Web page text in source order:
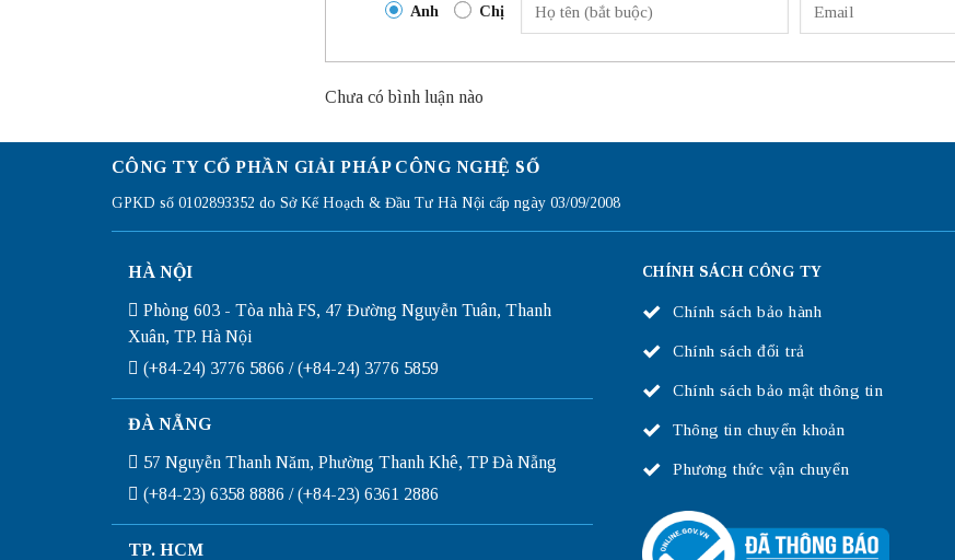
Anh Chị
Chưa có bình luận nào
CÔNG TY CỔ PHẦN GIẢI PHÁP CÔNG NGHỆ SỐ
GPKD số 0102893352 do Sở Kế Hoạch & Đầu Tư Hà Nội cấp ngày 03/09/2008
HÀ NỘI
Phòng 603 - Tòa nhà FS, 47 Đường Nguyễn Tuân, Thanh
Xuân, TP. Hà Nội
(+84-24) 3776 5866 / (+84-24) 3776 5859
ĐÀ NẴNG
57 Nguyễn Thanh Năm, Phường Thanh Khê, TP Đà Nẵng
(+84-23) 6358 8886 / (+84-23) 6361 2886
TP. HCM
CHÍNH SÁCH CÔNG TY
Chính sách bảo hành
Chính sách đổi trả
Chính sách bảo mật thông tin
Thông tin chuyển khoản
Phương thức vận chuyển